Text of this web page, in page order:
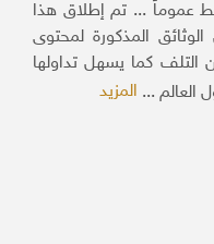
عموماً ... تم إطلاق هذا
المذكورة لمحتوى
كما يسهل تداولها
العالم ...المزيد